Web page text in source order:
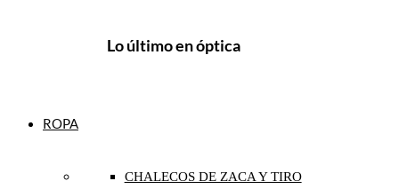
Lo último en óptica
ROPA
CHALECOS DE ZACA Y TIRO